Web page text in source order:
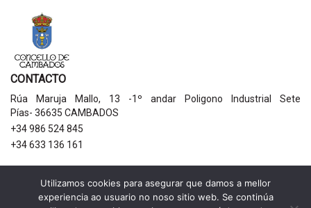
CONTACTO
Rúa Maruja Mallo, 13 -1º andar Poligono Industrial Sete
Pías- 36635 CAMBADOS
+34 986 524 845
+34 633 136 161
AVISOS LEGAIS
Política de privacidade
Utilizamos cookies para asegurar que damos a mellor
experiencia ao usuario no noso sitio web. Se continúa